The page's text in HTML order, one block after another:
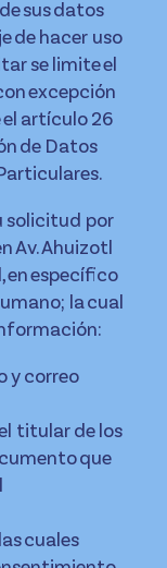
sus datos
de hacer uso
se limite el
excepción
el artículo 26
de Datos
solicitud por
Av. Ahuizotl
en específico
la cual
y correo
titular de los
que
cuales